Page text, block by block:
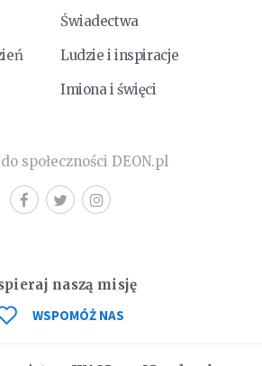
Świadectwa
Ludzie i inspiracje
Imiona i święci
do społeczności DEON.pl
naszą misję
WSPOMÓŻ NAS